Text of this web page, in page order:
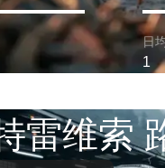
日
1
雷维索